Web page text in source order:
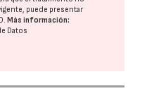
puede presentar
. Más información:
Datos